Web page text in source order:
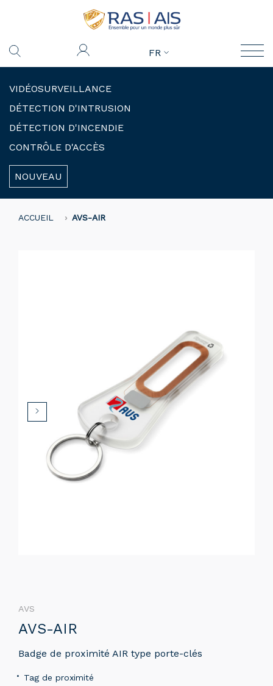
FR
VIDÉOSURVEILLANCE
DÉTECTION D'INTRUSION
DÉTECTION D'INCENDIE
CONTRÔLE D'ACCÈS
NOUVEAU
ACCUEIL AVS-AIR
AVS
AVS-AIR
Badge de proximité AIR type porte-clés
Tag de proximité